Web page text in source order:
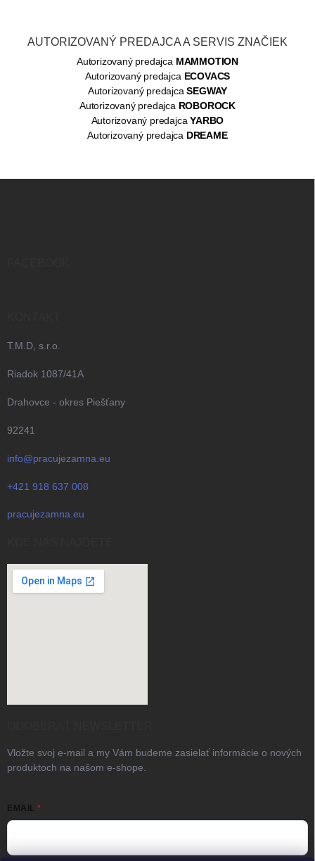
AUTORIZOVANÝ PREDAJCA A SERVIS ZNAČIEK
Autorizovaný predajca MAMMOTION
Autorizovaný predajca ECOVACS
Autorizovaný predajcaSEGWAY
Autorizovaný predajca ROBOROCK
Autorizovaný predajcaYARBO
Autorizovaný predajca DREAME
T.M.D, s.r.o.
Riadok 1087/41A
Drahovce - okres Piešťany
92241
info@pracujezamna.eu
+421 918 637 008
pracujezamna.eu
Vložte svoj e-mail a my Vám budeme zasielať informácie o nových
produktoch na našom e-shope.
EMAIL